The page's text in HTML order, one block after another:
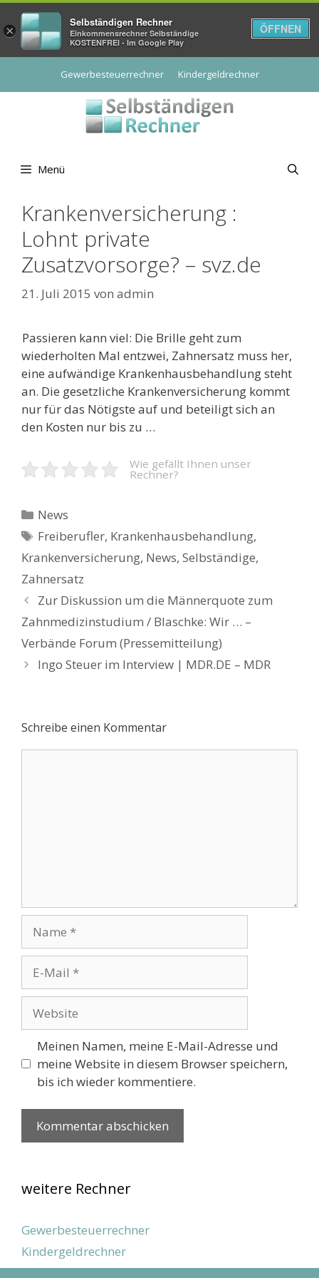
Gewerbesteuerrechner Kindergeldrechner
Menü
Krankenversicherung :
Lohnt private
Zusatzvorsorge? – svz.de
21. Juli 2015 von admin
Passieren kann viel: Die Brille geht zum
wiederholten Mal entzwei, Zahnersatz muss her,
eine aufwändige Krankenhausbehandlung steht
an. Die gesetzliche Krankenversicherung kommt
nur für das Nötigste auf und beteiligt sich an
den Kosten nur bis zu …
Wie gefällt Ihnen unser
Rechner?
Kategorien
News
Schlagwörter
Freiberufler, Krankenhausbehandlung,
Krankenversicherung, News, Selbständige,
Zahnersatz
Beitrags-
Navigation
Zur Diskussion um die Männerquote zum
Zahnmedizinstudium / Blaschke: Wir … –
Verbände Forum (Pressemitteilung)
Ingo Steuer im Interview | MDR.DE – MDR
Schreibe einen Kommentar
Mail
Meinen Namen, meine E-Mail-Adresse und
meine Website in diesem Browser speichern,
bis ich wieder kommentiere.
weitere Rechner
Gewerbesteuerrechner
Kindergeldrechner
×
Selbständigen Rechner
Einkommensrechner Selbständige
KOSTENFREI - Im Google Play
ÖFFNEN